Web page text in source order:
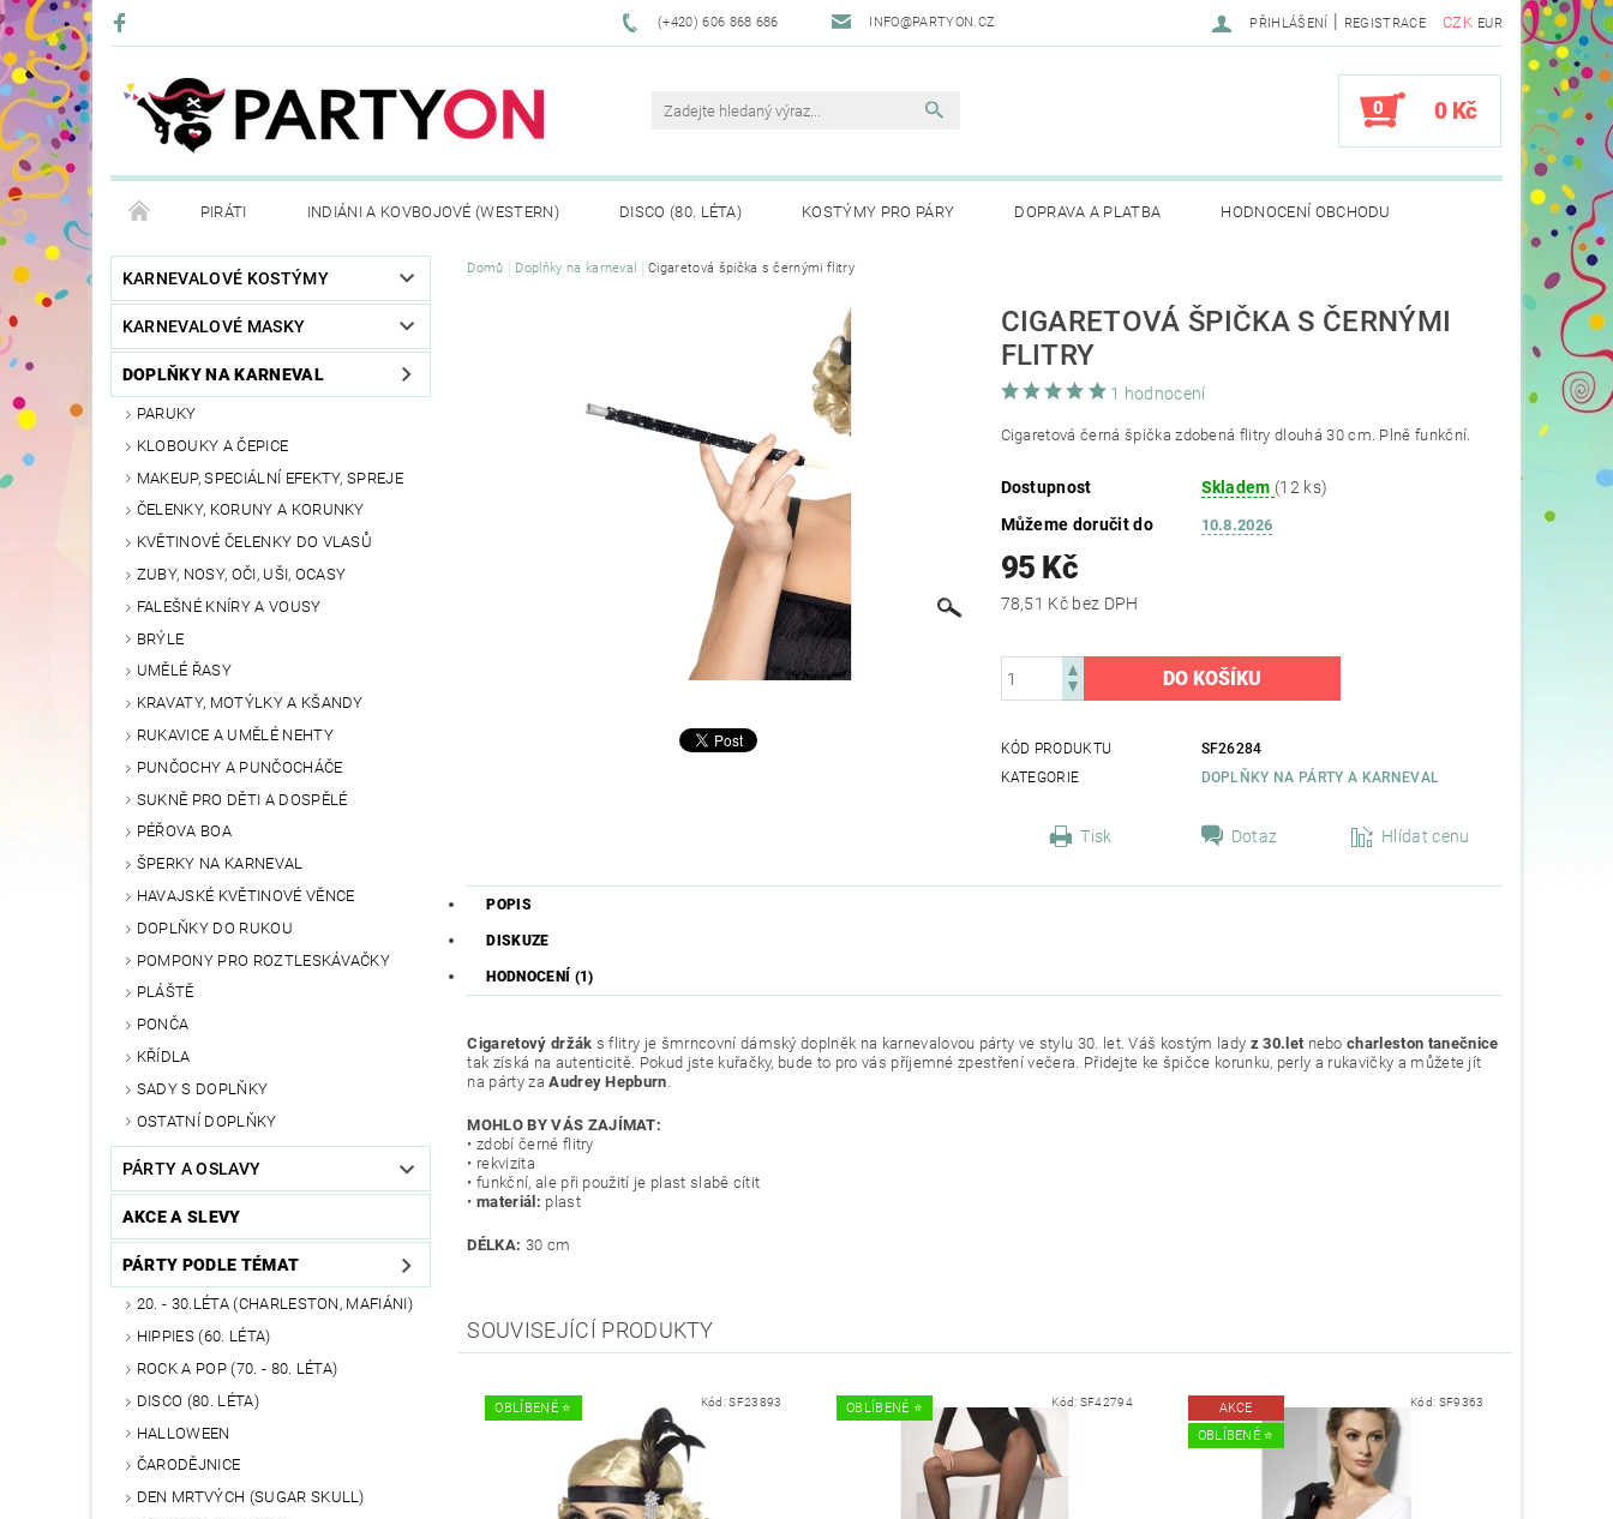
(+420) 606 868 686 INFO@PARTYON.CZ CZK EUR
PŘIHLÁŠENÍ | REGISTRACE
0 0 Kč
PIRÁTI INDIÁNI A KOVBOJOVÉ (WESTERN) DISCO (80. LÉTA) KOSTÝMY PRO PÁRY DOPRAVA A PLATBA HODNOCENÍ OBCHODU
KONTAKTY OBCHODNÍ PODMÍNKY VRÁCENÍ ZBOŽÍ REKLAMACE
KARNEVALOVÉ KOSTÝMY
KARNEVALOVÉ MASKY
DOPLŇKY NA KARNEVAL
PARUKY
KLOBOUKY A ČEPICE
MAKEUP, SPECIÁLNÍ EFEKTY, SPREJE
ČELENKY, KORUNY A KORUNKY
KVĚTINOVÉ ČELENKY DO VLASŮ
ZUBY, NOSY, OČI, UŠI, OCASY
FALEŠNÉ KNÍRY A VOUSY
BRÝLE
UMĚLÉ ŘASY
KRAVATY, MOTÝLKY A KŠANDY
RUKAVICE A UMĚLÉ NEHTY
PUNČOCHY A PUNČOCHÁČE
SUKNĚ PRO DĚTI A DOSPĚLÉ
PÉŘOVA BOA
ŠPERKY NA KARNEVAL
HAVAJSKÉ KVĚTINOVÉ VĚNCE
DOPLŇKY DO RUKOU
POMPONY PRO ROZTLESKÁVAČKY
PLÁŠTĚ
PONČA
KŘÍDLA
SADY S DOPLŇKY
OSTATNÍ DOPLŇKY
PÁRTY A OSLAVY
AKCE A SLEVY
PÁRTY PODLE TÉMAT
20. - 30.LÉTA (CHARLESTON, MAFIÁNI)
HIPPIES (60. LÉTA)
ROCK A POP (70. - 80. LÉTA)
DISCO (80. LÉTA)
HALLOWEEN
ČARODĚJNICE
DEN MRTVÝCH (SUGAR SKULL)
Domů Doplňky na karneval Cigaretová špička s černými flitry
CIGARETOVÁ ŠPIČKA S ČERNÝMI
FLITRY
1 hodnocení
Cigaretová černá špička zdobená flitry dlouhá 30 cm. Plně funkční.
Dostupnost Skladem (12 ks)
Můžeme doručit do
10.8.2026
95 Kč
78,51 Kč bez DPH
KÓD PRODUKTU
SF26284
KATEGORIE
DOPLŇKY NA PÁRTY A KARNEVAL
Tisk Dotaz Hlídat cenu
POPIS
DISKUZE
HODNOCENÍ (1)
Cigaretový držák s flitry je šmrncovní dámský doplněk na karnevalovou párty ve stylu 30. let. Váš kostým lady z 30.let nebocharleston tanečnice
tak získá na autenticitě. Pokud jste kuřačky, bude to pro vás příjemné zpestření večera. Přidejte ke špičce korunku, perly a rukavičky a můžete jít
na párty zaAudrey Hepburn.
MOHLO BY VÁS ZAJÍMAT:
• zdobí černé flitry
• rekvizita
• funkční, ale při použití je plast slabě cítit
•materiál: plast
DÉLKA: 30 cm
SOUVISEJÍCÍ PRODUKTY
OBLÍBENÉ ⭐️ Kód:SF23893 OBLÍBENÉ ⭐️ Kód: SF42794
AKCE
OBLÍBENÉ ⭐️
Kód: SF9363